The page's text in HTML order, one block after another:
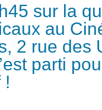
sur la
au
2 rue des
parti
!